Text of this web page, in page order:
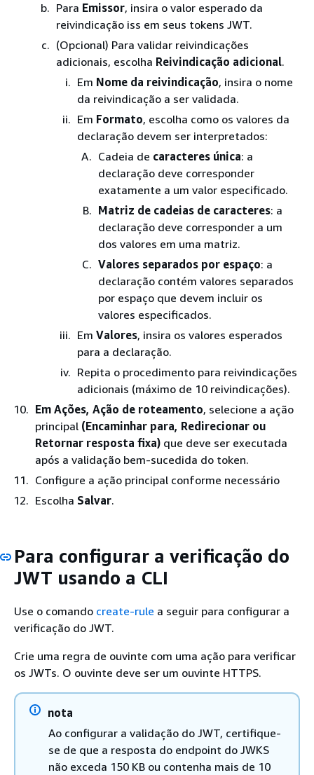
Para Emissor, insira o valor esperado da
reivindicação iss em seus tokens JWT.
(Opcional) Para validar reivindicações
adicionais, escolha Reivindicação adicional.
Em Nome da reivindicação, insira o nome
da reivindicação a ser validada.
Em Formato, escolha como os valores da
declaração devem ser interpretados:
Cadeia de caracteres única: a
declaração deve corresponder
exatamente a um valor especificado.
Matriz de cadeias de caracteres: a
declaração deve corresponder a um
dos valores em uma matriz.
Valores separados por espaço: a
declaração contém valores separados
por espaço que devem incluir os
valores especificados.
Em Valores, insira os valores esperados
para a declaração.
Repita o procedimento para reivindicações
adicionais (máximo de 10 reivindicações).
Em Ações, Ação de roteamento, selecione a ação
principal (Encaminhar para, Redirecionar ou
Retornar resposta fixa) que deve ser executada
após a validação bem-sucedida do token.
Configure a ação principal conforme necessário
Escolha Salvar.
Para configurar a verificação do
JWT usando a CLI
Use o comando create-rule a seguir para configurar a
verificação do JWT.
Crie uma regra de ouvinte com uma ação para verificar
os JWTs. O ouvinte deve ser um ouvinte HTTPS.
nota
Ao configurar a validação do JWT, certifique-
se de que a resposta do endpoint do JWKS
não exceda 150 KB ou contenha mais de 10